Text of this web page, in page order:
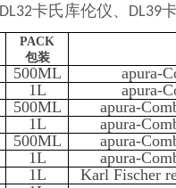
DL32卡氏库伦仪、 DL39
PACK
包装
500ML
apura-
1L
apura-
500ML
apura-
1L
apura-
500ML
apura-
1L
apura-
1L
Karl Fischer